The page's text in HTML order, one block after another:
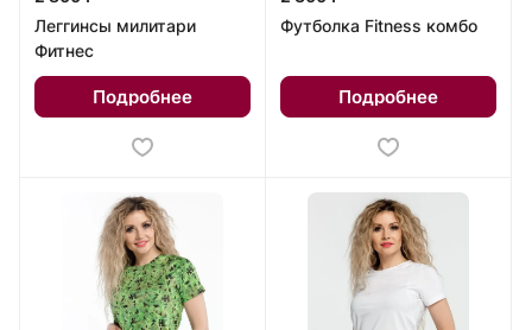
Леггинсы милитари
Фитнес
Подробнее
Футболка Fitness комбо
Подробнее